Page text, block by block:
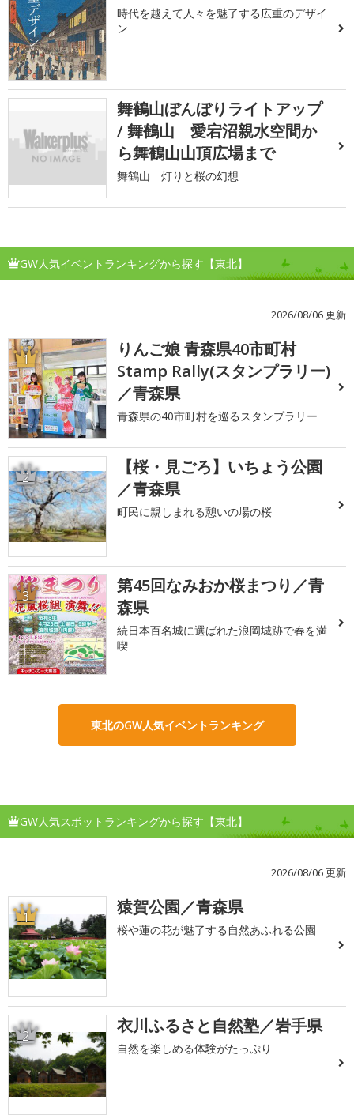
時代を越えて人々を魅了する広重のデザイ
ン
舞鶴山ぼんぼりライトアップ
/ 舞鶴山 愛宕沼親水空間か
ら舞鶴山山頂広場まで
舞鶴山 灯りと桜の幻想
GW人気イベントランキングから探す【東北】
2026/08/06 更新
1
りんご娘 青森県40市町村
Stamp Rally(スタンプラリー)
／青森県
青森県の40市町村を巡るスタンプラリー
2
【桜・見ごろ】いちょう公園
／青森県
町民に親しまれる憩いの場の桜
3
第45回なみおか桜まつり／青
森県
続日本百名城に選ばれた浪岡城跡で春を満
喫
東北のGW人気イベントランキング
GW人気スポットランキングから探す【東北】
2026/08/06 更新
1 猿賀公園／青森県
桜や蓮の花が魅了する自然あふれる公園
2 衣川ふるさと自然塾／岩手県
自然を楽しめる体験がたっぷり